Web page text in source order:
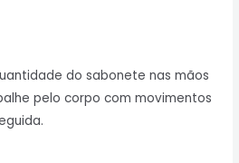
do sabonete nas mãos
pelo corpo com movimentos